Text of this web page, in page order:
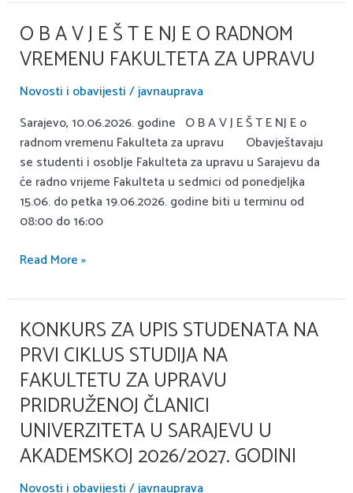
upravi
Bosne
i
Hercegovine”
O B A V J E Š T E NJ E O RADNOM
VREMENU FAKULTETA ZA UPRAVU
Novosti i obavijesti/javnauprava
Sarajevo, 10.06.2026. godine O B A V J E Š T E NJ E o
radnom vremenu Fakulteta za upravu Obavještavaju
se studenti i osoblje Fakulteta za upravu u Sarajevu da
će radno vrijeme Fakulteta u sedmici od ponedjeljka
15.06. do petka 19.06.2026. godine biti u terminu od
08:00 do 16:00
O
B
A
V
E
Š
T
E
NJ
E
radnom
za
upravu
Read More »
KONKURS ZA UPIS STUDENATA NA
PRVI CIKLUS STUDIJA NA
FAKULTETU ZA UPRAVU
PRIDRUŽENOJ ČLANICI
UNIVERZITETA U SARAJEVU U
AKADEMSKOJ 2026/2027. GODINI
Novosti i obavijesti/javnauprava
Konkurs
za
upis
studenata
na
prvi
ciklus
studija
na